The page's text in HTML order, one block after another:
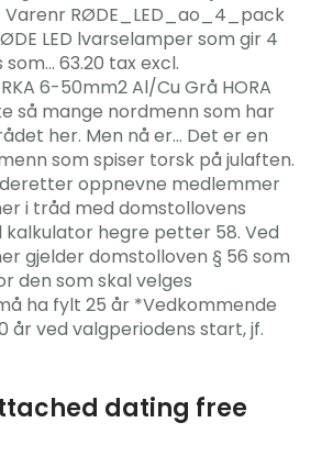
Varenr RØDE_LED_ao_4_pack
LED lvarselamper som gir 4
63.20 tax excl.
6-50mm2 Al/Cu Grå HORA
så mange nordmenn som har
her. Men nå er… Det er en
som spiser torsk på julaften.
oppnevne medlemmer
i tråd med domstollovens
hegre petter 58. Ved
gjelder domstolloven § 56 som
den som skal velges
ha fylt 25 år *Vedkommende
år ved valgperiodens start, jf.
dating free